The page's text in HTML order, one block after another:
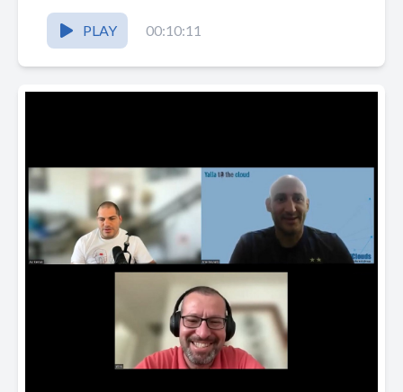
PLAY 00:10:11